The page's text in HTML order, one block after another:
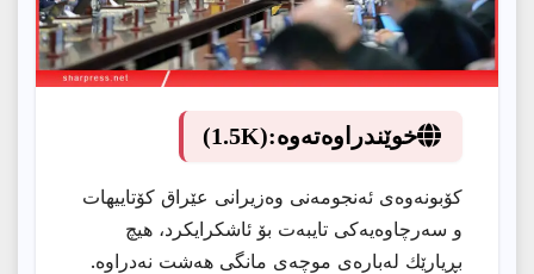
خوێندراوەتەوە:(1.5K)
کۆبونەوەی ئەنجومەنی وەزیرانی عێراق کۆتاییهات
و سەرچاوەیەكی تایبەت بۆ ئاشكرایكرد، هیچ
بڕیارێك لەبارەی موچەی مانگی هەشت نەدراوە.